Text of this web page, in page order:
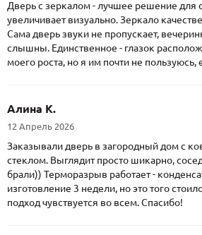
Дверь с зеркалом - лучшее решение для
увеличивает визуально. Зеркало
Сама дверь звуки не пропускает,
слышны. Единственное - глазок
моего роста, но я им почти не
Алина К.
12 Апрель 2026
Заказывали дверь в загородный дом с
стеклом. Выглядит просто шикарно,
брали)) Терморазрыв работает -
изготовление 3 недели, но это того
подход чувствуется во всем. Спасибо!